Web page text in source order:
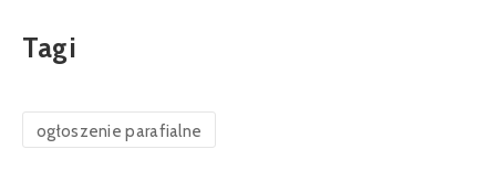
Tagi
ogłoszenie parafialne